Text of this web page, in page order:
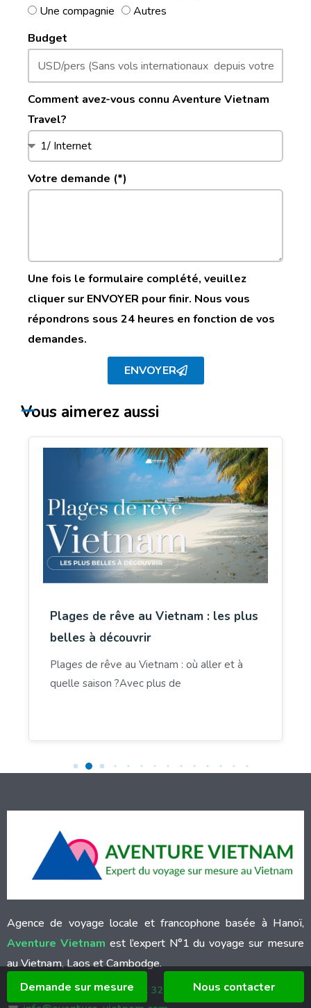
Une compagnie
Autres
Budget
Comment avez-vous connu Aventure Vietnam
Travel?
Votre demande (*)
Une fois le formulaire complété, veuillez
cliquer sur ENVOYER pour finir. Nous vous
répondrons sous 24 heures en fonction de vos
demandes.
ENVOYER
Vous aimerez aussi
Plages de rêve au Vietnam : les plus
belles à découvrir
Plages de rêve au Vietnam : où aller et à
quelle saison ?Avec plus de
Agence de voyage locale et francophone basée à Hanoï,
Aventure Vietnam est l’expert N°1 du voyage sur mesure
au Vietnam, Laos et Cambodge.
Hotline 24/7:(+84) 9 89 31 32 05
Demande sur mesure Nous contacter